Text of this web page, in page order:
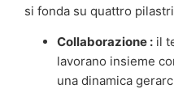
si fonda su quattro
Collaborazione : il
lavorano insieme
una dinamica